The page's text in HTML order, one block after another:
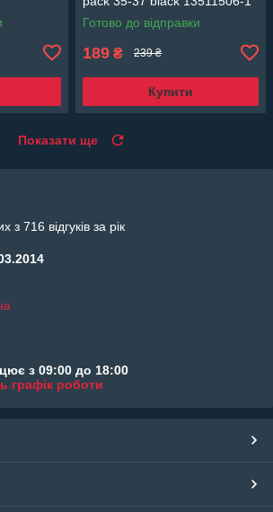
Готово до відправки
189 ₴ 239 ₴
Купити
Показати ще
з 716 відгуків за рік
з 09:00 до 18:00
графік роботи